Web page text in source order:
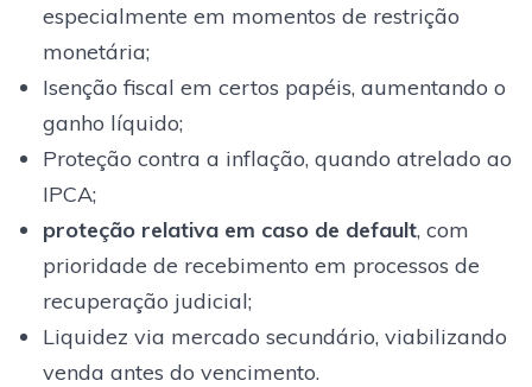
especialmente em momentos de restrição
monetária;
Isenção fiscal em certos papéis, aumentando o
ganho líquido;
Proteção contra a inflação, quando atrelado ao
IPCA;
proteção relativa em caso de default, com
prioridade de recebimento em processos de
recuperação judicial;
Liquidez via mercado secundário, viabilizando
venda antes do vencimento.